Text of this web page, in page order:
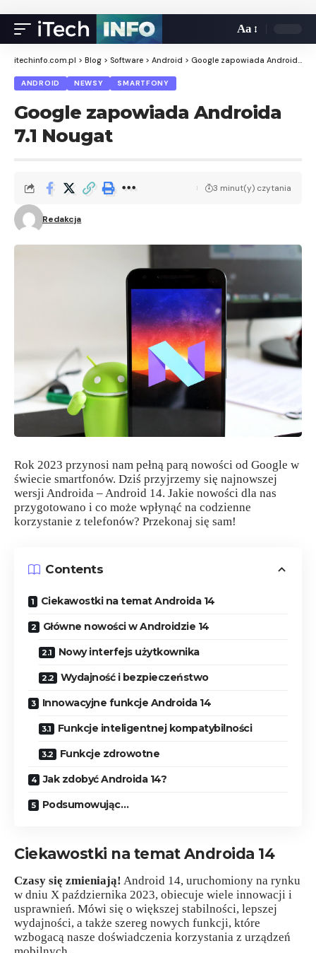
Aa
itechinfo.com.pl > Blog > Software > Android > Google zapowiada Androida 7.1 Nougat
ANDROID NEWSY SMARTFONY
Google zapowiada Androida
7.1 Nougat
Redakcja
3 minut(y) czytania
Rok 2023 przynosi nam pełną parą nowości od Google w
świecie smartfonów. Dziś przyjrzemy się najnowszej
wersji Androida – Android 14. Jakie nowości dla nas
przygotowano i co może wpłynąć na codzienne
korzystanie z telefonów? Przekonaj się sam!
Contents
Ciekawostki na temat Androida 14
Główne nowości w Androidzie 14
Nowy interfejs użytkownika
Wydajność i bezpieczeństwo
Innowacyjne funkcje Androida 14
Funkcje inteligentnej kompatybilności
Funkcje zdrowotne
Jak zdobyć Androida 14?
Podsumowując…
Ciekawostki na temat Androida 14
Czasy się zmieniają! Android 14, uruchomiony na rynku
w dniu X października 2023, obiecuje wiele innowacji i
usprawnień. Mówi się o większej stabilności, lepszej
wydajności, a także szereg nowych funkcji, które
wzbogacą nasze doświadczenia korzystania z urządzeń